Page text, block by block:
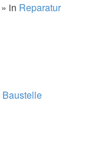
» in Reparatur
Baustelle